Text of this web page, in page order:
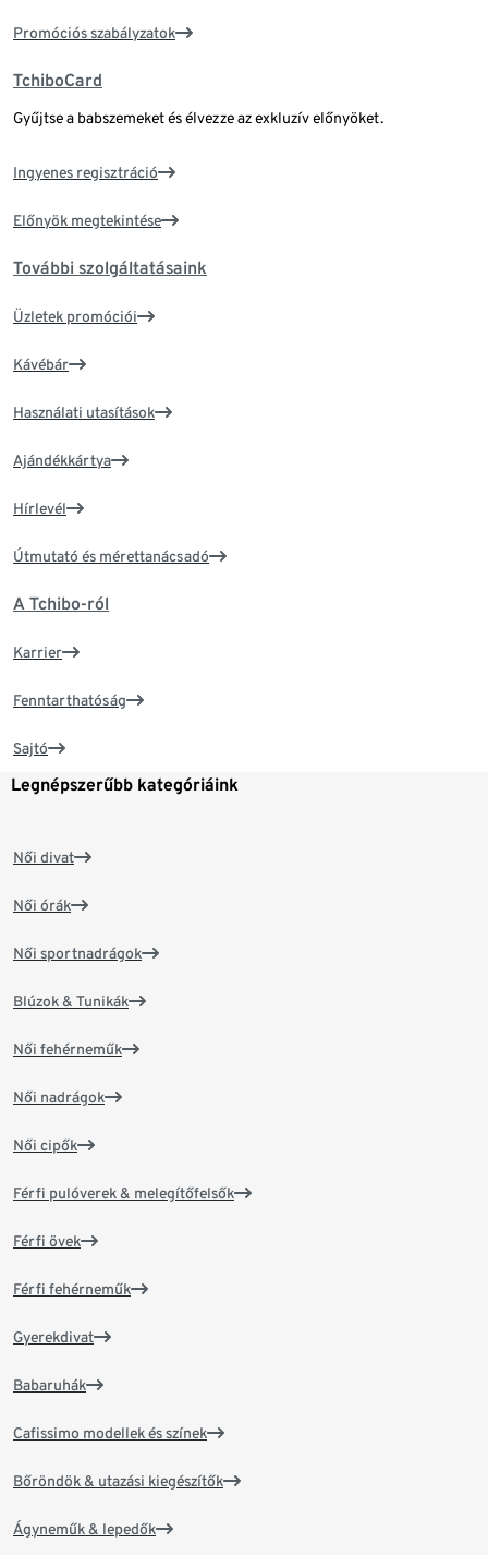
Promóciós szabályzatok
TchiboCard
Gyűjtse a babszemeket és élvezze az exkluzív előnyöket.
Ingyenes regisztráció
Előnyök megtekintése
További szolgáltatásaink
Üzletek promóciói
Kávébár
Használati utasítások
Ajándékkártya
Hírlevél
Útmutató és mérettanácsadó
A Tchibo-ról
Karrier
Fenntarthatóság
Sajtó
Legnépszerűbb kategóriáink
Női divat
Női órák
Női sportnadrágok
Blúzok & Tunikák
Női fehérneműk
Női nadrágok
Női cipők
Férfi pulóverek & melegítőfelsők
Férfi övek
Férfi fehérneműk
Gyerekdivat
Babaruhák
Cafissimo modellek és színek
Bőröndök & utazási kiegészítők
Ágyneműk & lepedők